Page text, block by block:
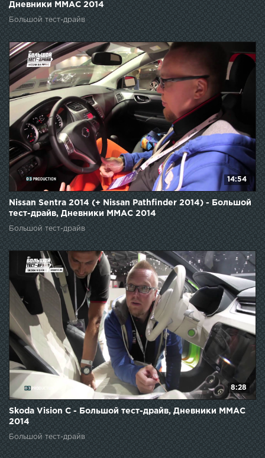
Дневники ММАС 2014
Большой тест-драйв
14:54
Nissan Sentra 2014 (+ Nissan Pathfinder 2014) - Большой
тест-драйв, Дневники ММАС 2014
Большой тест-драйв
8:28
Skoda Vision C - Большой тест-драйв, Дневники ММАС
2014
Большой тест-драйв